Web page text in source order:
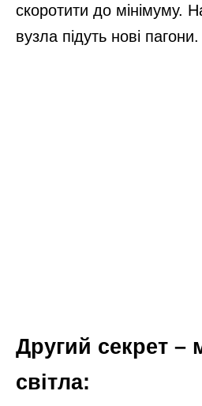
скоротити до мінімуму.
вузла підуть нові пагони.
Другий секрет –
світла: